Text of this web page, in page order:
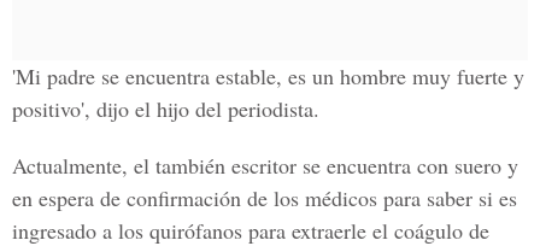
'Mi padre se encuentra estable, es un hombre muy fuerte y
positivo', dijo el hijo del periodista.
Actualmente, el también escritor se encuentra con suero y
en espera de confirmación de los médicos para saber si es
ingresado a los quirófanos para extraerle el coágulo de